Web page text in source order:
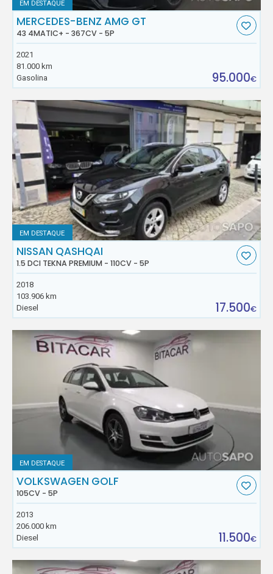
EM DESTAQUE
MERCEDES-BENZ AMG GT
43 4MATIC+ - 367CV - 5P
2021
81.000 km
Gasolina
95.000€
EM DESTAQUE
NISSAN QASHQAI
1.5 DCI TEKNA PREMIUM - 110CV - 5P
2018
103.906 km
Diesel
17.500€
EM DESTAQUE
VOLKSWAGEN GOLF
105CV - 5P
2013
206.000 km
Diesel
11.500€